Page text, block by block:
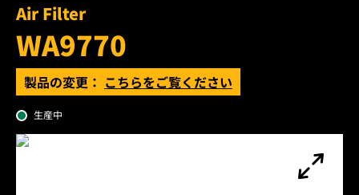
Air Filter
WA9770
製品の変更： こちらをご覧ください
生産中